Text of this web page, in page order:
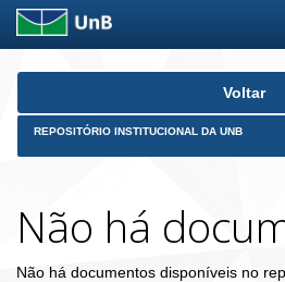
Skip
Voltar
REPOSITÓRIO INSTITUCIONAL DA UNB
Não há
Não há documentos disponíveis no